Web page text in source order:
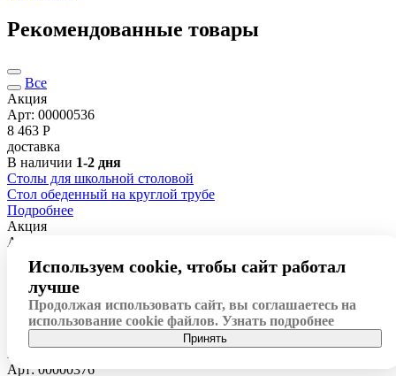
Рекомендованные товары
Все
Акция
Арт: 00000536
8 463 Р
доставка
В наличии 1-2 дня
Столы для школьной столовой
Стол обеденный на круглой трубе
Подробнее
Акция
Арт: 00000358
4 871Р
доставка
В наличии1-2 дня
Столы Точка роста
Стол ученический двухместный №1
Арт: 00000376
Используем cookie, чтобы сайт работал
лучше
Продолжая использовать сайт, вы соглашаетесь на
использование cookie файлов. Узнать подробнее
Принять